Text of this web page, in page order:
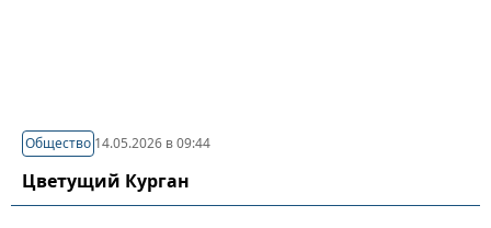
Общество 14.05.2026 в 09:44
Цветущий Курган